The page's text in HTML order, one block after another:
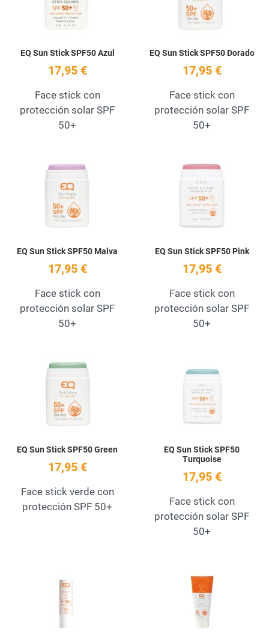
EQ Sun Stick SPF50 Azul
17,95 €
Face stick con
protección solar SPF
50+
EQ Sun Stick SPF50 Dorado
17,95 €
Face stick con
protección solar SPF
50+
Add to Wishlist
EQ Sun Stick SPF50 Malva
17,95 €
Face stick con
protección solar SPF
50+
EQ Sun Stick SPF50 Pink
17,95 €
Face stick con
protección solar SPF
50+
EQ Sun Stick SPF50 Green
17,95 €
Face stick verde con
protección SPF 50+
EQ Sun Stick SPF50
Turquoise
17,95 €
Face stick con
protección solar SPF
50+